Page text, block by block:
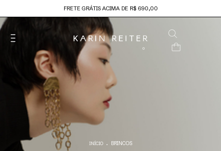
FRETE GRÁTIS ACIMA DE R$ 690,00
0
INÍCIO . BRINCOS